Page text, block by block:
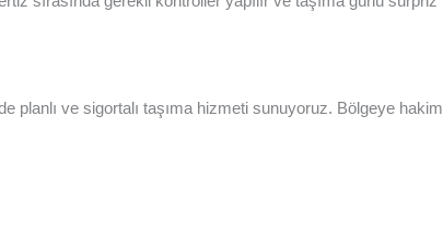
planlı ve sigortalı taşıma hizmeti sunuyoruz. Bölgeye hakim